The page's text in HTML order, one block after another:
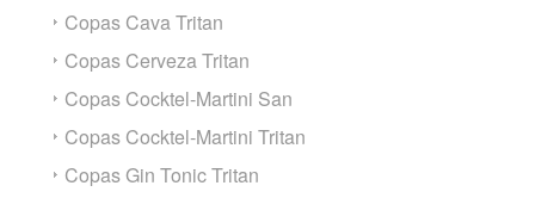
Copas Cava Tritan
Copas Cerveza Tritan
Copas Cocktel-Martini San
Copas Cocktel-Martini Tritan
Copas Gin Tonic Tritan